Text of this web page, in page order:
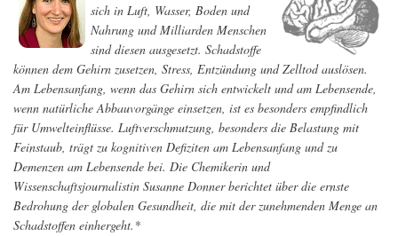
sich in Luft, Wasser, Boden und
Nahrung und Milliarden Menschen
sind diesen ausgesetzt. Schadstoffe
können dem Gehirn zusetzen, Stress, Entzündung und Zelltod auslösen.
Am Lebensanfang, wenn das Gehirn sich entwickelt und am Lebensende,
wenn natürliche Abbauvorgänge einsetzen, ist es besonders empfindlich
für Umwelteinflüsse. Luftverschmutzung, besonders die Belastung mit
Feinstaub, trägt zu kognitiven Defiziten am Lebensanfang und zu
Demenzen am Lebensende bei. Die Chemikerin und
Wissenschaftsjournalistin Susanne Donner berichtet über die ernste
Bedrohung der globalen Gesundheit, die mit der zunehmenden Menge an
Schadstoffen einhergeht.*